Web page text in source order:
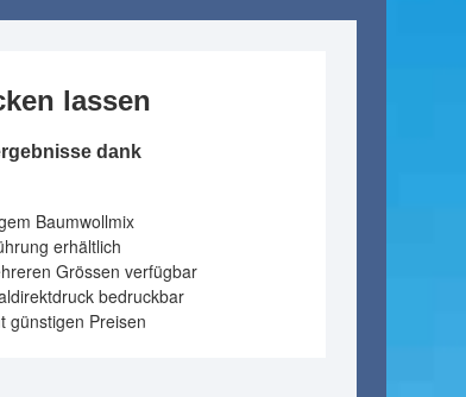
lassen
dank
Baumwollmix
erhältlich
Grössen verfügbar
bedruckbar
günstigen Preisen